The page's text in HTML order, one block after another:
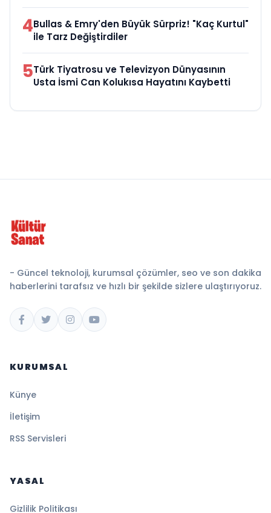
4Bullas & Emry'den Büyük Sürpriz! "Kaç Kurtul"
ile Tarz Değiştirdiler
5Türk Tiyatrosu ve Televizyon Dünyasının
Usta İsmi Can Kolukısa Hayatını Kaybetti
- Güncel teknoloji, kurumsal çözümler, seo ve son dakika
haberlerini tarafsız ve hızlı bir şekilde sizlere ulaştırıyoruz.
KURUMSAL
Künye
İletişim
RSS Servisleri
YASAL
Gizlilik Politikası